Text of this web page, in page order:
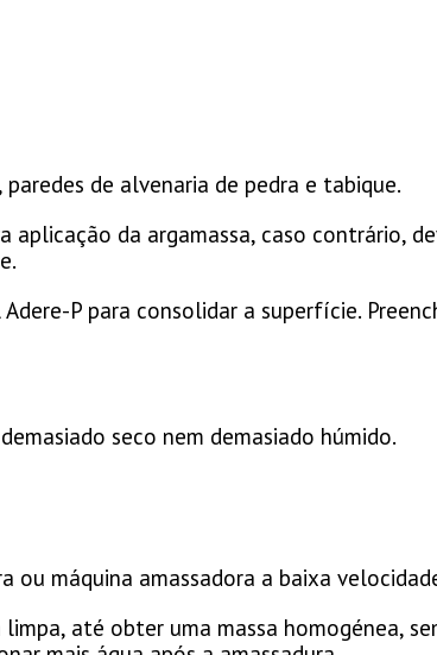
de alvenaria de pedra e tabique.
aplicação da argamassa, caso contrário,
P para consolidar a superfície.
seco nem demasiado húmido.
máquina amassadora a baixa
até obter uma massa homogénea,